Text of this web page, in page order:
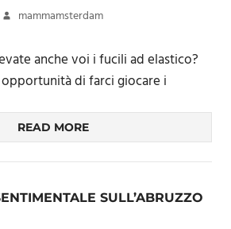
mammamsterdam
anche voi i fucili ad elastico?
di farci giocare i
READ MORE
SULL’ABRUZZO